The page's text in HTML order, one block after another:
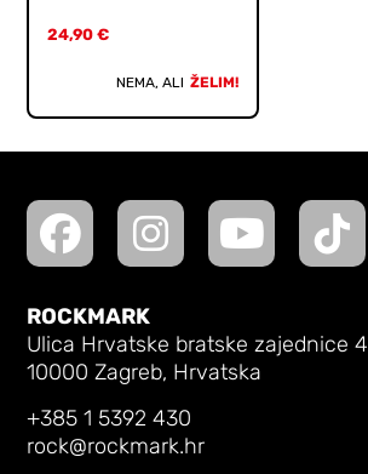
24,90€
NEMA, ALI ŽELIM!
ROCKMARK
Ulica Hrvatske bratske zajednice 4
10000 Zagreb, Hrvatska
+385 1 5392 430
rock@rockmark.hr